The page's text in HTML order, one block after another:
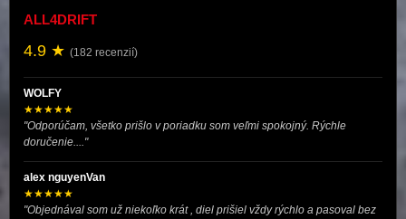
ALL4DRIFT
4.9 ★ (182 recenzií)
WOLFY
★★★★★
"Odporúčam, všetko prišlo v poriadku som veľmi spokojný. Rýchle
doručenie...."
alex nguyenVan
★★★★★
"Objednával som už niekoľko krát , diel prišiel vždy rýchlo a pasoval bez